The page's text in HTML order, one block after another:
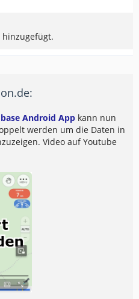
hinzugefügt.
Android App kann nun
werden um die Daten in
Video auf Youtube